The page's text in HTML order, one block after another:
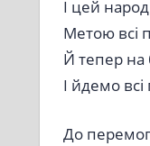
І цей
Метою всі
Й тепер на
І йдемо
До